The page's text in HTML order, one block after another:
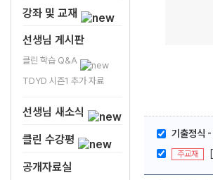
강좌 및 교재
선생님 게시판
클린 학습 Q&A
TDYD 시즌1 추가 자료
선생님 새소식
클린 수강평
공개자료실
기출정식
주교재